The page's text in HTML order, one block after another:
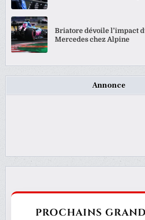
Briatore dévoile l’impact
Mercedes chez Alpine
Annonce
PROCHAINS